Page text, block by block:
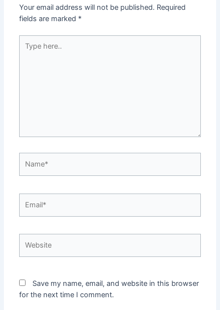
Your email address will not be published. Required
fields are marked *
here..
Save my name, email, and website in this browser
for the next time I comment.